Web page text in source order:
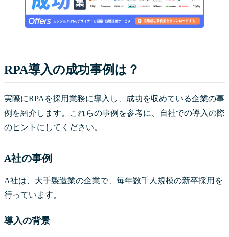
RPA導入の成功事例は？
実際にRPAを採用業務に導入し、成功を収めている企業の事
例を紹介します。これらの事例を参考に、自社での導入の際
のヒントにしてください。
A社の事例
A社は、大手製造業の企業で、毎年数千人規模の新卒採用を
行っています。
導入の背景